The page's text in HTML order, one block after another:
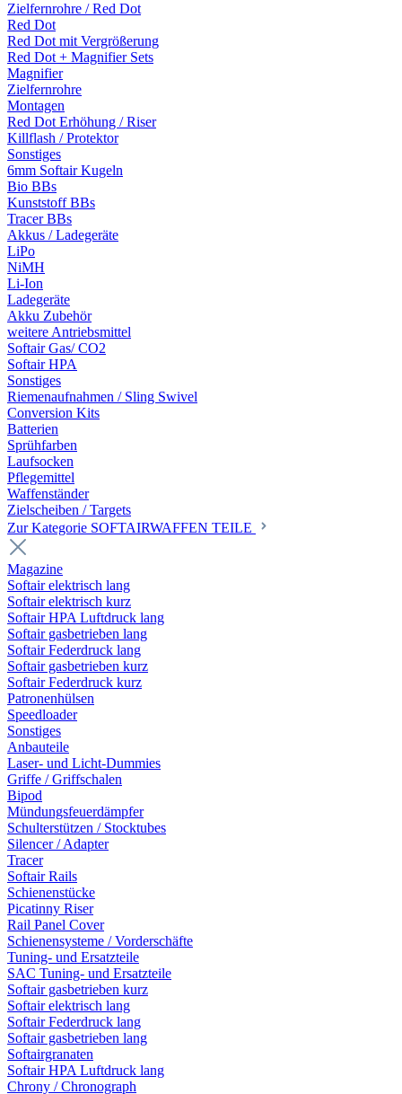
Zielfernrohre / Red Dot
Red Dot
Red Dot mit Vergrößerung
Red Dot + Magnifier Sets
Magnifier
Zielfernrohre
Montagen
Red Dot Erhöhung / Riser
Killflash / Protektor
Sonstiges
6mm Softair Kugeln
Bio BBs
Kunststoff BBs
Tracer BBs
Akkus / Ladegeräte
LiPo
NiMH
Li-Ion
Ladegeräte
Akku Zubehör
weitere Antriebsmittel
Softair Gas/ CO2
Softair HPA
Sonstiges
Riemenaufnahmen / Sling Swivel
Conversion Kits
Batterien
Sprühfarben
Laufsocken
Pflegemittel
Waffenständer
Zielscheiben / Targets
Zur Kategorie SOFTAIRWAFFEN TEILE
Magazine
Softair elektrisch lang
Softair elektrisch kurz
Softair HPA Luftdruck lang
Softair gasbetrieben lang
Softair Federdruck lang
Softair gasbetrieben kurz
Softair Federdruck kurz
Patronenhülsen
Speedloader
Sonstiges
Anbauteile
Laser- und Licht-Dummies
Griffe / Griffschalen
Bipod
Mündungsfeuerdämpfer
Schulterstützen / Stocktubes
Silencer / Adapter
Tracer
Softair Rails
Schienenstücke
Picatinny Riser
Rail Panel Cover
Schienensysteme / Vorderschäfte
Tuning- und Ersatzteile
SAC Tuning- und Ersatzteile
Softair gasbetrieben kurz
Softair elektrisch lang
Softair Federdruck lang
Softair gasbetrieben lang
Softairgranaten
Softair HPA Luftdruck lang
Chrony / Chronograph